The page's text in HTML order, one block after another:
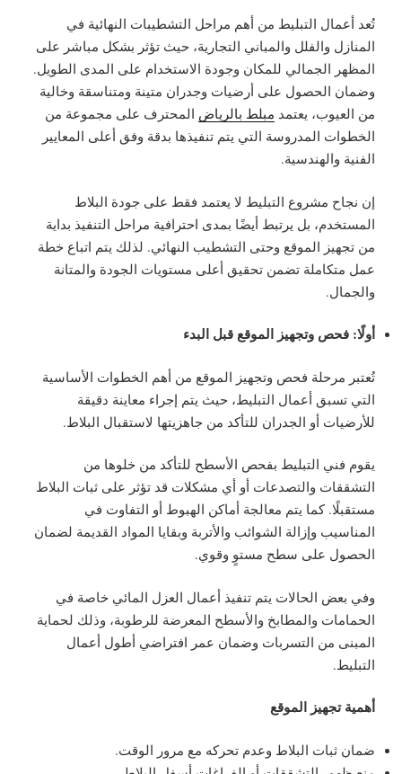
تُعد أعمال التبليط من أهم مراحل التشطيبات النهائية في
المنازل والفلل والمباني التجارية، حيث تؤثر بشكل مباشر على
المظهر الجمالي للمكان وجودة الاستخدام على المدى الطويل.
وضمان الحصول على أرضيات وجدران متينة ومتناسقة وخالية
من العيوب، يعتمد مبلط بالرياض المحترف على مجموعة من
الخطوات المدروسة التي يتم تنفيذها بدقة وفق أعلى المعايير
الفنية والهندسية.
إن نجاح مشروع التبليط لا يعتمد فقط على جودة البلاط
المستخدم، بل يرتبط أيضًا بمدى احترافية مراحل التنفيذ بداية
من تجهيز الموقع وحتى التشطيب النهائي. لذلك يتم اتباع خطة
عمل متكاملة تضمن تحقيق أعلى مستويات الجودة والمتانة
والجمال.
أولًا: فحص وتجهيز الموقع قبل البدء
تُعتبر مرحلة فحص وتجهيز الموقع من أهم الخطوات الأساسية
التي تسبق أعمال التبليط، حيث يتم إجراء معاينة دقيقة
للأرضيات أو الجدران للتأكد من جاهزيتها لاستقبال البلاط.
يقوم فني التبليط بفحص الأسطح للتأكد من خلوها من
التشققات والتصدعات أو أي مشكلات قد تؤثر على ثبات البلاط
مستقبلًا. كما يتم معالجة أماكن الهبوط أو التفاوت في
المناسيب وإزالة الشوائب والأتربة وبقايا المواد القديمة لضمان
الحصول على سطح مستوٍ وقوي.
وفي بعض الحالات يتم تنفيذ أعمال العزل المائي خاصة في
الحمامات والمطابخ والأسطح المعرضة للرطوبة، وذلك لحماية
المبنى من التسربات وضمان عمر افتراضي أطول أعمال
التبليط.
أهمية تجهيز الموقع
ضمان ثبات البلاط وعدم تحركه مع مرور الوقت.